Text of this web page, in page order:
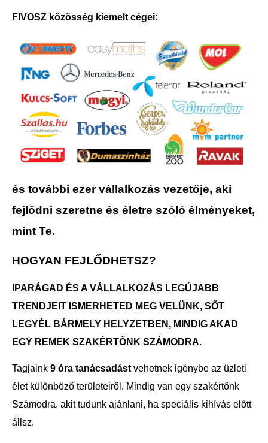
FIVOSZ közösség kiemelt cégei:
és további ezer vállalkozás vezetője, aki
fejlődni szeretne és életre szóló élményeket,
mint Te.
HOGYAN FEJLŐDHETSZ?
IPARÁGAD ÉS A VÁLLALKOZÁS LEGÚJABB
TRENDJEIT ISMERHETED MEG VELÜNK, SŐT
LEGYÉL BÁRMELY HELYZETBEN, MINDIG AKAD
EGY REMEK SZAKÉRTŐNK SZÁMODRA.
Tagjaink 9 óra tanácsadást vehetnek igénybe az üzleti
élet különböző területeiről. Mindig van egy szakértőnk
Számodra, akit tudunk ajánlani, ha speciális kihívás előtt
állsz.